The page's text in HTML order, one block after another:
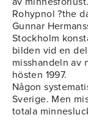
Rohypnol ?the
Gunnar
Stockholm
bilden vid en
misshandeln av
hösten 1997.
Någon
Sverige. Men
totala